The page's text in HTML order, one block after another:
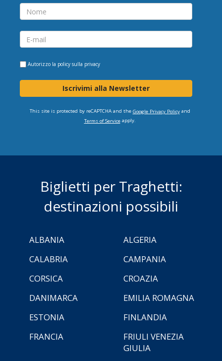
Autorizzo la policy sulla privacy
Iscrivimi alla Newsletter
This site is protected by reCAPTCHA and the Google Privacy Policyand
Terms of Serviceapply.
Biglietti per Traghetti:
destinazioni possibili
ALBANIA
ALGERIA
CALABRIA
CAMPANIA
CORSICA
CROAZIA
DANIMARCA
EMILIA ROMAGNA
ESTONIA
FINLANDIA
FRANCIA
FRIULI VENEZIA
GIULIA